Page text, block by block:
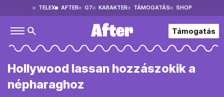
TELEX AFTER G7 KARAKTER TÁMOGATÁS SHOP
Támogatás
Hollywood lassan hozzászokik a
népharaghoz